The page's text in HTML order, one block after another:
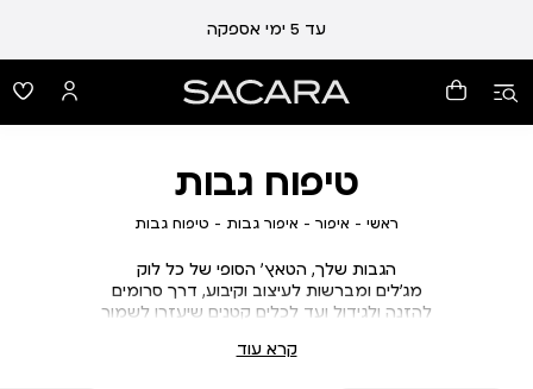
עד 5 ימי אספקה
טיפוח גבות
ראשי ראשי
איפור איפור
איפור גבות איפור
טיפוח גבות
הגבות שלך, הטאץ' הסופי של כל לוק
מג'לים ומברשות לעיצוב וקיבוע, דרך סרומים
להזנה ולגידול ועד לכלים קטנים שיעזרו לשמור
כל מה שצריך כדי להדגיש את המסגרת הטבעית
קרא עוד